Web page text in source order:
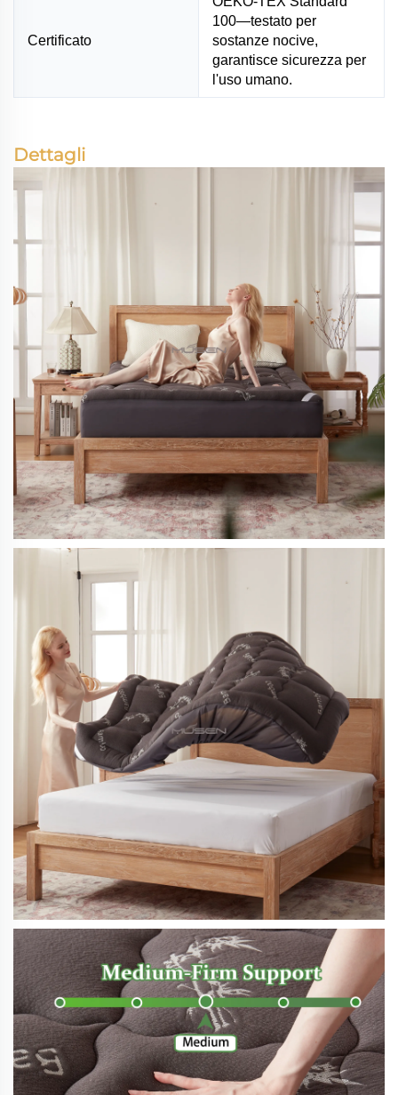
Certificato
100—testato per
sostanze nocive,
garantisce sicurezza per
l'uso umano.
Dettagli